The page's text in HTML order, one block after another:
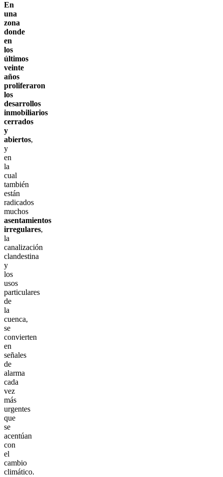
En
una
zona
donde
en
los
últimos
veinte
años
proliferaron
los
desarrollos
inmobiliarios
cerrados
y
abiertos,
y
en
la
cual
también
están
radicados
muchos
asentamientos
irregulares,
la
canalización
clandestina
y
los
usos
particulares
de
la
cuenca,
se
convierten
en
señales
de
alarma
cada
vez
más
urgentes
que
se
acentúan
con
el
cambio
climático.